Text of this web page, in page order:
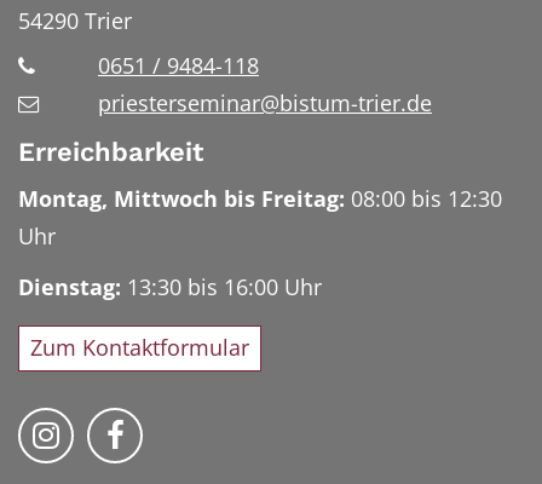
54290 Trier
0651 / 9484-118
priesterseminar@bistum-trier.de
Erreichbarkeit
Montag, Mittwoch bis Freitag: 08:00 bis 12:30
Uhr
Dienstag: 13:30 bis 16:00 Uhr
Zum Kontaktformular
Bischöfliches Priesterseminar auf
Bischöfliches Priesterseminar auf